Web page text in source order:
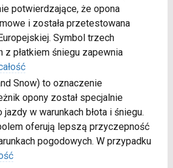
potwierdzające, że opona
i została przetestowana
Symbol trzech
płatkiem śniegu zapewnia
Snow) to oznaczenie
opony został specjalnie
w warunkach błota i śniegu.
oferują lepszą przyczepność
pogodowych. W przypadku